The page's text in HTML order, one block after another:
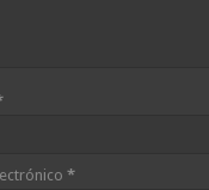
*